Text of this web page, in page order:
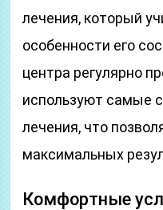
лечения, который
особенности его
центра регулярно
используют самые
лечения, что
максимальных
Комфортные